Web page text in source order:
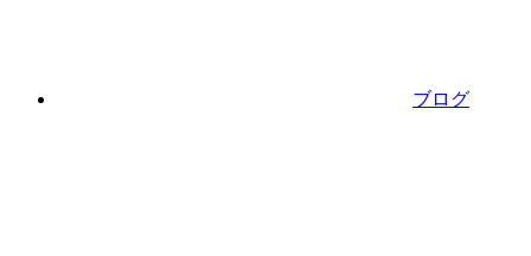
ブログ